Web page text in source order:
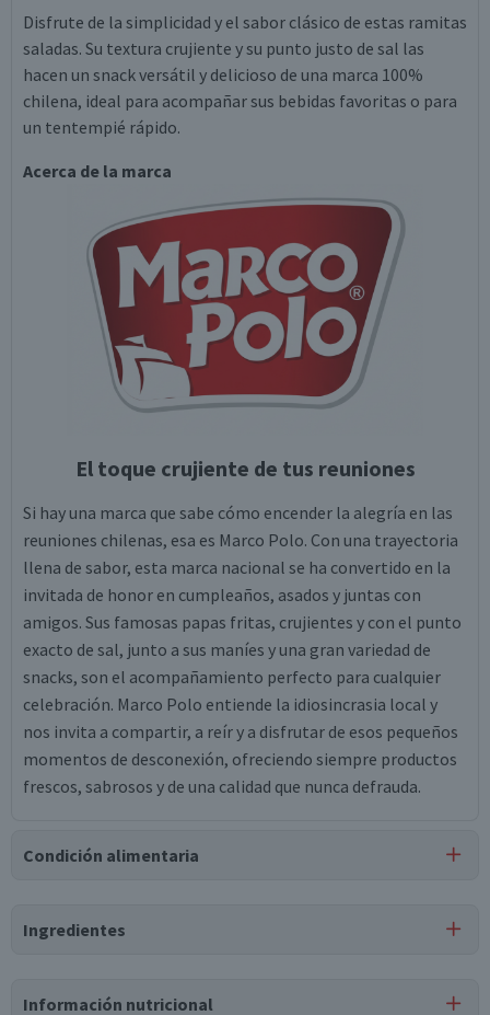
Disfrute de la simplicidad y el sabor clásico de estas ramitas
saladas. Su textura crujiente y su punto justo de sal las
hacen un snack versátil y delicioso de una marca 100%
chilena, ideal para acompañar sus bebidas favoritas o para
un tentempié rápido.
Acerca de la marca
El toque crujiente de tus reuniones
Si hay una marca que sabe cómo encender la alegría en las
reuniones chilenas, esa es Marco Polo. Con una trayectoria
llena de sabor, esta marca nacional se ha convertido en la
invitada de honor en cumpleaños, asados y juntas con
amigos. Sus famosas papas fritas, crujientes y con el punto
exacto de sal, junto a sus maníes y una gran variedad de
snacks, son el acompañamiento perfecto para cualquier
celebración. Marco Polo entiende la idiosincrasia local y
nos invita a compartir, a reír y a disfrutar de esos pequeños
momentos de desconexión, ofreciendo siempre productos
frescos, sabrosos y de una calidad que nunca defrauda.
Condición alimentaria
Ingredientes
Información nutricional